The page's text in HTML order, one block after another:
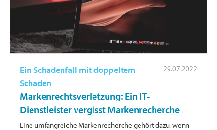
29.07.2022
Ein Schadenfall mit doppeltem
Schaden
Markenrechtsverletzung: Ein IT-
Dienstleister vergisst Markenrecherche
Eine umfangreiche Markenrecherche gehört dazu, wenn